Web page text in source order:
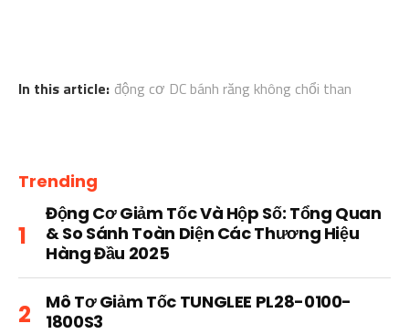
In this article: động cơ DC bánh răng không chổi than
Trending
Động Cơ Giảm Tốc Và Hộp Số: Tổng Quan
& So Sánh Toàn Diện Các Thương Hiệu
Hàng Đầu 2025
Mô Tơ Giảm Tốc TUNGLEE PL28-0100-
1800S3